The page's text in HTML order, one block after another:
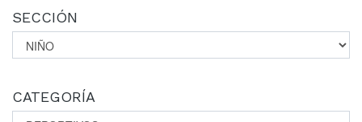
SECCIÓN
CATEGORÍA